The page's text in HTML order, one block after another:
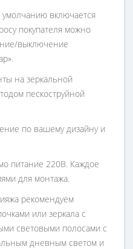
умолчанию включается
покупателя можно
выключение
на зеркальной
пескоструйной
по вашему дизайну и
питание 220В. Каждое
для монтажа.
рекомендуем
или зеркала с
световыми полосами с
дневным светом и